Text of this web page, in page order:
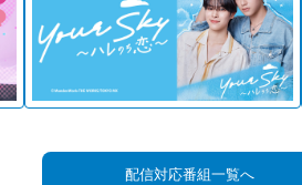
配信対応番組一覧へ